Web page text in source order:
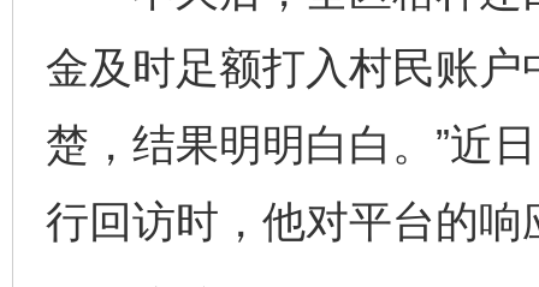
金及时足额打入村民账户
楚，结果明明白白。”近
行回访时，他对平台的